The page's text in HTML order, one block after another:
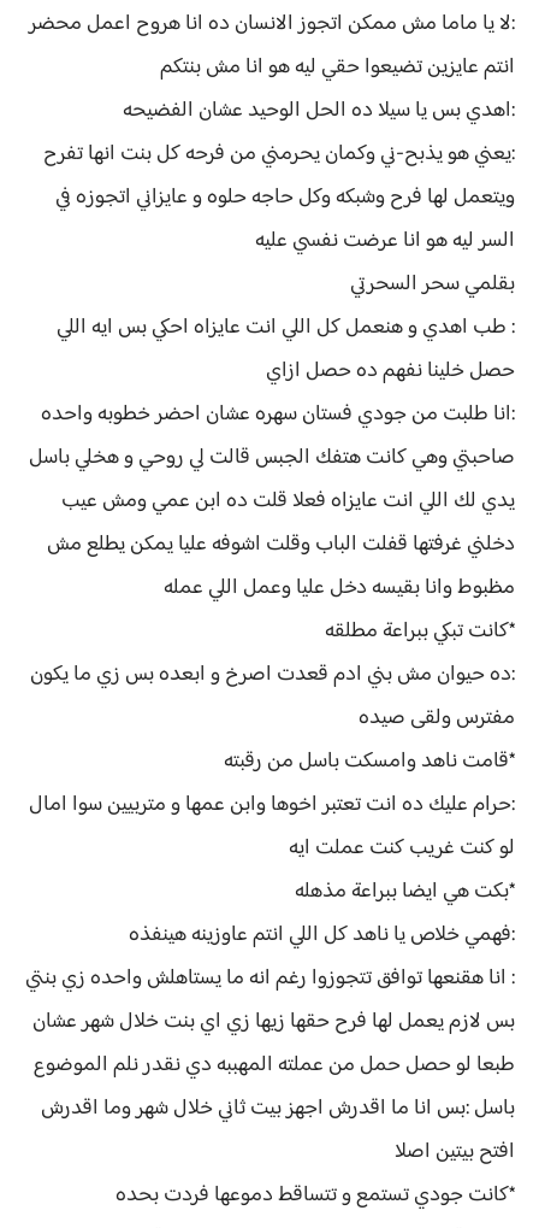
:لا يا ماما مش ممكن اتجوز الانسان ده انا هروح اعمل محضر
انتم عايزين تضيعوا حقي ليه هو انا مش بنتكم
:اهدي بس يا سيلا ده الحل الوحيد عشان الفضيحه
:يعني هو يذبح-ني وكمان يحرمني من فرحه كل بنت انها تفرح
ويتعمل لها فرح وشبكه وكل حاجه حلوه و عايزاني اتجوزه في
السر ليه هو انا عرضت نفسي عليه
بقلمي سحر السحرتي
: طب اهدي و هنعمل كل اللي انت عايزاه احكي بس ايه اللي
حصل خلينا نفهم ده حصل ازاي
:انا طلبت من جودي فستان سهره عشان احضر خطوبه واحده
صاحبتي وهي كانت هتفك الجبس قالت لي روحي و هخلي باسل
يدي لك اللي انت عايزاه فعلا قلت ده ابن عمي ومش عيب
دخلني غرفتها قفلت الباب وقلت اشوفه عليا يمكن يطلع مش
مظبوط وانا بقيسه دخل عليا وعمل اللي عمله
*كانت تبكي ببراعة مطلقه
:ده حيوان مش بني ادم قعدت اصرخ و ابعده بس زي ما يكون
مفترس ولقى صيده
*قامت ناهد وامسكت باسل من رقبته
:حرام عليك ده انت تعتبر اخوها وابن عمها و متربيين سوا امال
لو كنت غريب كنت عملت ايه
*بكت هي ايضا ببراعة مذهله
:فهمي خلاص يا ناهد كل اللي انتم عاوزينه هينفذه
: انا هقنعها توافق تتجوزوا رغم انه ما يستاهلش واحده زي بنتي
بس لازم يعمل لها فرح حقها زيها زي اي بنت خلال شهر عشان
طبعا لو حصل حمل من عملته المهببه دي نقدر نلم الموضوع
باسل :بس انا ما اقدرش اجهز بيت ثاني خلال شهر وما اقدرش
افتح بيتين اصلا
*كانت جودي تستمع و تتساقط دموعها فردت بحده